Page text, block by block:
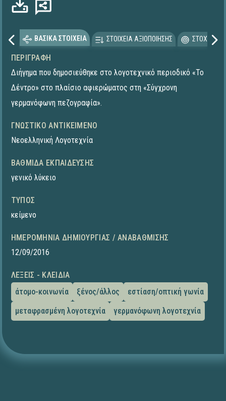
ΒΑΣΙΚΑ ΣΤΟΙΧΕΙΑ ΣΤΟΙΧΕΙΑ ΑΞΙΟΠΟΙΗΣΗΣ
ΠΕΡΙΓΡΑΦΉ
Διήγημα που δημοσιεύθηκε στο λογοτεχνικό περιοδικό «Το
Δέντρο» στο πλαίσιο αφιερώματος στη «Σύγχρονη
γερμανόφωνη πεζογραφία».
ΓΝΩΣΤΙΚΌ ΑΝΤΙΚΕΊΜΕΝΟ
Νεοελληνική Λογοτεχνία
ΒΑΘΜΊΔΑ ΕΚΠΑΊΔΕΥΣΗΣ
γενικό λύκειο
ΤΎΠΟΣ
κείμενο
ΗΜΕΡΟΜΗΝΊΑ ΔΗΜΙΟΥΡΓΊΑΣ / ΑΝΑΒΆΘΜΙΣΗΣ
12/09/2016
ΛΈΞΕΙΣ - ΚΛΕΙΔΙΆ
άτομο-κοινωνία
ξένος/άλλος
εστίαση/οπτική γωνία
μεταφρασμένη λογοτεχνία
γερμανόφωνη λογοτεχνία